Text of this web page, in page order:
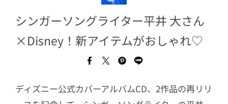
シンガーソングライター平井 大さん
×Disney！新アイテムがおしゃれ♡
ディズニー公式カバーアルバムCD、2作品の再リリ